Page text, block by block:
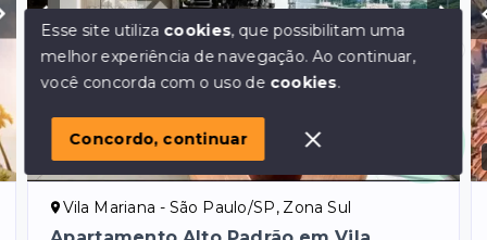
Ref.:
Vila Mariana - São Paulo/SP, Zona Sul
Olá! em posso ajudar?
Esse site utiliza cookies, que possibilitam uma
melhor experiência de navegação.Ao continuar,
você concorda com o uso de cookies.
Concordo, continuar